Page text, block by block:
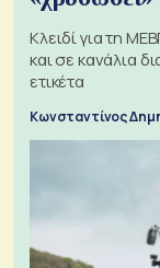
Κλειδί για τη
και σε κανάλια
ετικέτα
Κωνσταντίνος